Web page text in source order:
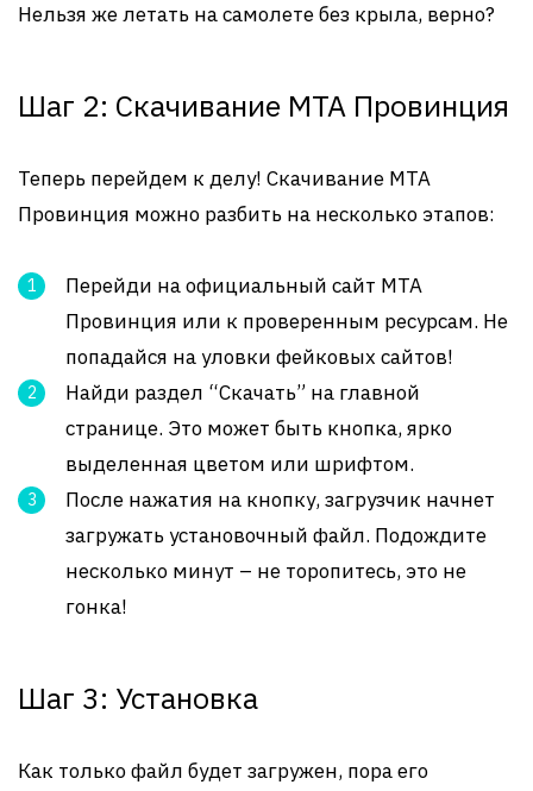
Нельзя же летать на самолете без крыла, верно?
Шаг 2: Скачивание MTA Провинция
Теперь перейдем к делу! Скачивание MTA
Провинция можно разбить на несколько этапов:
Перейди на официальный сайт MTA
Провинция или к проверенным ресурсам. Не
попадайся на уловки фейковых сайтов!
Найди раздел “Скачать” на главной
странице. Это может быть кнопка, ярко
выделенная цветом или шрифтом.
После нажатия на кнопку, загрузчик начнет
загружать установочный файл. Подождите
несколько минут – не торопитесь, это не
гонка!
Шаг 3: Установка
Как только файл будет загружен, пора его